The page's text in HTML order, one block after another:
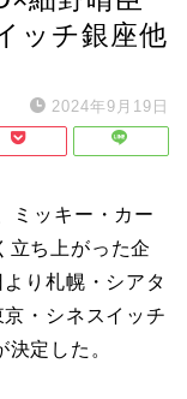
ッチ銀座他
2024年9月19日
ミッキー・カー
立ち上がった企
り札幌・シアタ
・シネスイッチ
定した。